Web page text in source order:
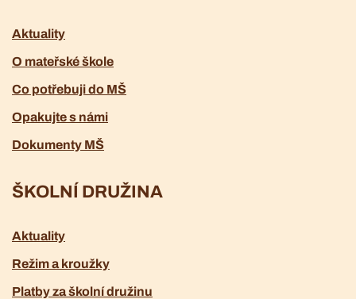
Aktuality
O mateřské škole
Co potřebuji do MŠ
Opakujte s námi
Dokumenty MŠ
ŠKOLNÍ DRUŽINA
Aktuality
Režim a kroužky
Platby za školní družinu